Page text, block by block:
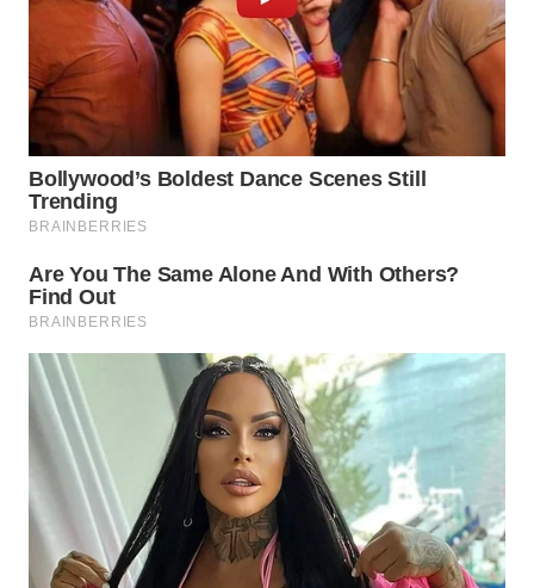
Wahana
Media
Group
WAHANA
NEWS
TANI
ADVOKAT
WAHANA
INFRASTRUKTUR
WAHANA
KONSUMEN